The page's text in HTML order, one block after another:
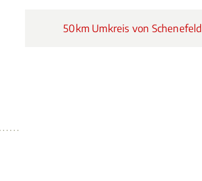
50km Umkreis von Schenefeld